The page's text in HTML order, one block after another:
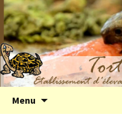
Elevage de tortues
Hermann
Menu